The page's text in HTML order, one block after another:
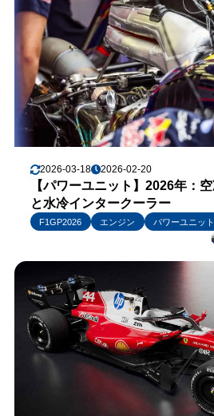
2026-03-18 2026-02-20
【パワーユニット】2026年：
と水冷インタークーラー
F1GP2026 エンジン
パワーユニット